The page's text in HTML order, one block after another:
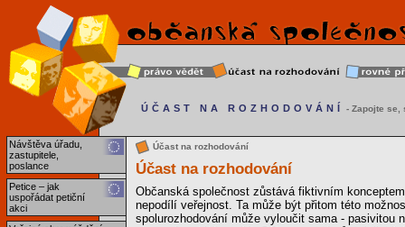
Návštěva úřadu,
zastupitele,
poslance
Petice – jak
uspořádat petiční
akci
ÚČAST NA ROZHODOVÁNÍ - Zapojte se,
Účast na rozhodování
Účast na rozhodování
Občanská společnost zůstává fiktivním
nepodílí veřejnost. Ta může být přitom této
spolurozhodování může vyloučit sama - pasivitou